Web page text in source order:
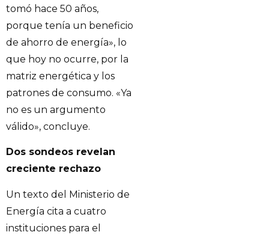
tomó hace 50 años,
porque tenía un beneficio
de ahorro de energía», lo
que hoy no ocurre, por la
matriz energética y los
patrones de consumo. «Ya
no es un argumento
válido», concluye.
Dos sondeos revelan
creciente rechazo
Un texto del Ministerio de
Energía cita a cuatro
instituciones para el